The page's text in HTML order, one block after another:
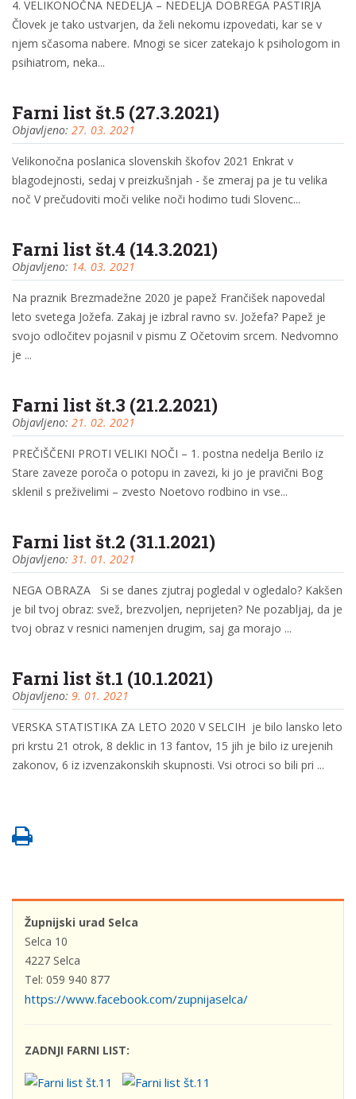
4. VELIKONOČNA NEDELJA – NEDELJA DOBREGA PASTIRJA
Človek je tako ustvarjen, da želi nekomu izpovedati, kar se v
njem sčasoma nabere. Mnogi se sicer zatekajo k psihologom in
psihiatrom, neka...
Farni list št.5 (27.3.2021)
Objavljeno: 27. 03. 2021
Velikonočna poslanica slovenskih škofov 2021 Enkrat v
blagodejnosti, sedaj v preizkušnjah - še zmeraj pa je tu velika
noč V prečudoviti moči velike noči hodimo tudi Slovenc...
Farni list št.4 (14.3.2021)
Objavljeno: 14. 03. 2021
Na praznik Brezmadežne 2020 je papež Frančišek napovedal
leto svetega Jožefa. Zakaj je izbral ravno sv. Jožefa? Papež je
svojo odločitev pojasnil v pismu Z Očetovim srcem. Nedvomno
je ...
Farni list št.3 (21.2.2021)
Objavljeno: 21. 02. 2021
PREČIŠČENI PROTI VELIKI NOČI – 1. postna nedelja Berilo iz
Stare zaveze poroča o potopu in zavezi, ki jo je pravični Bog
sklenil s preživelimi – zvesto Noetovo rodbino in vse...
Farni list št.2 (31.1.2021)
Objavljeno: 31. 01. 2021
NEGA OBRAZA Si se danes zjutraj pogledal v ogledalo? Kakšen
je bil tvoj obraz: svež, brezvoljen, neprijeten? Ne pozabljaj, da je
tvoj obraz v resnici namenjen drugim, saj ga morajo ...
Farni list št.1 (10.1.2021)
Objavljeno: 9. 01. 2021
VERSKA STATISTIKA ZA LETO 2020 V SELCIH je bilo lansko leto
pri krstu 21 otrok, 8 deklic in 13 fantov, 15 jih je bilo iz urejenih
zakonov, 6 iz izvenzakonskih skupnosti. Vsi otroci so bili pri ...
Župnijski urad Selca
Selca 10
4227 Selca
Tel: 059 940 877
https://www.facebook.com/zupnijaselca/
ZADNJI FARNI LIST: